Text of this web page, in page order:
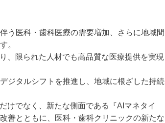
う医科・歯科医療の需要増加、さらに地域間
。
、限られた人材でも高品質な医療提供を実現
ジタルシフトを推進し、地域に根ざした持続
けでなく、新たな側面である『AIマネタイ
善とともに、医科・歯科クリニックの新たな